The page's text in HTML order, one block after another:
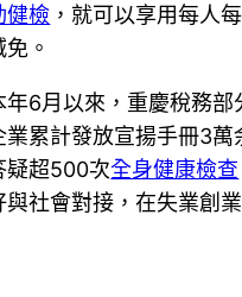
健檢 ，就可以享用每人
。
年6月以來，重慶稅務部
累計發放宣揚手冊3萬
疑超500次全身健康檢查
與社會對接，在失業創